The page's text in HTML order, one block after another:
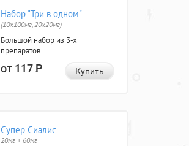
Набор "Три в одном"
(10x100мг, 20x20мг)
Большой набор из 3-х
препаратов.
от 117Р Купить
Супер Сиалис
20мг + 60мг